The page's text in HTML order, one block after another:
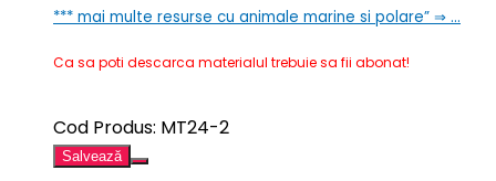
*** mai multe resurse cu animale marine si polare” ⇒ …
Ca sa poti descarca materialul trebuie sa fii abonat!
Cod Produs: MT24-2
Salvează